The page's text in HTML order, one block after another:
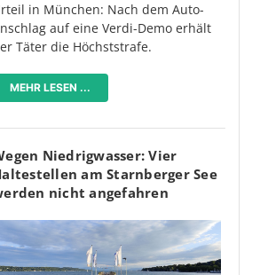
in München: Nach dem Auto-
auf eine Verdi-Demo erhält
Täter die Höchststrafe.
MEHR LESEN ...
Niedrigwasser: Vier
am Starnberger See
nicht angefahren